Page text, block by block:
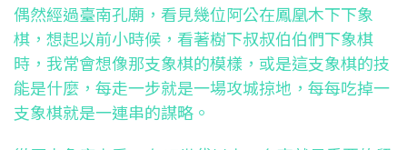
偶然經過臺南孔廟，看見幾位阿公在鳳凰木下下象
棋，想起以前小時候，看著樹下叔叔伯伯們下象棋
時，我常會想像那支象棋的模樣，或是這支象棋的技
能是什麼，每走一步就是一場攻城掠地，每每吃掉一
支象棋就是一連串的謀略。